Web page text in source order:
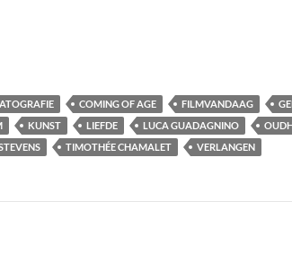
Me by Your Name (2017) [Romantiek, drama]
COMING OF AGE FILMVANDAAG
KUNST LIEFDE LUCA GUADAGNINO
TIMOTHÉE CHAMALET VERLANGEN